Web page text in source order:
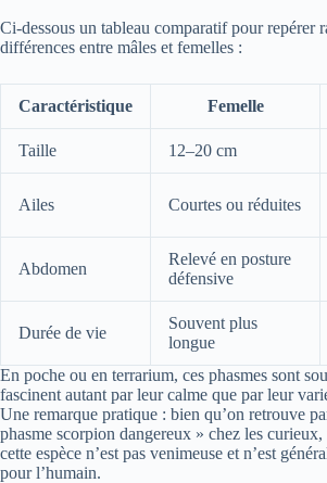
Ci‑dessous un tableau comparatif pour repérer
différences entre mâles et femelles :
Caractéristique Femelle
Taille 12–20 cm
Ailes Courtes ou réduites
Abdomen
Relevé en posture
défensive
Durée de vie
Souvent plus
longue
En poche ou en terrarium, ces phasmes sont
fascinent autant par leur calme que par leur
Une remarque pratique : bien qu’on retrouve
phasme scorpion dangereux » chez les
cette espèce n’est pas venimeuse et n’est
pour l’humain.